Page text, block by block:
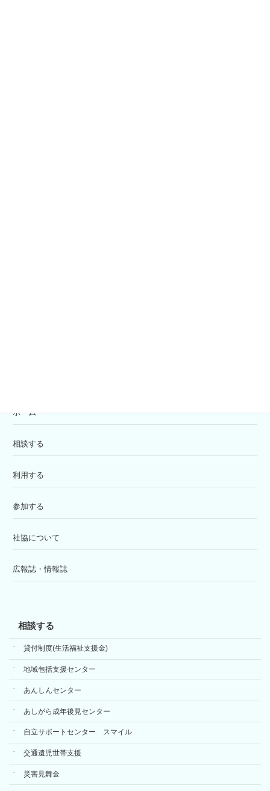
ホーム
相談する
利用する
参加する
社協について
広報誌・情報誌
相談する
貸付制度(生活福祉支援金)
地域包括支援センター
あんしんセンター
あしがら成年後見センター
自立サポートセンター スマイル
交通遺児世帯支援
災害見舞金